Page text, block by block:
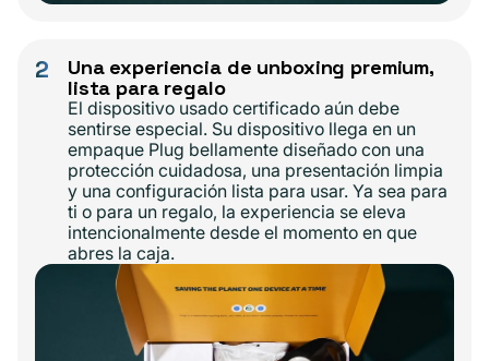
2
Una experiencia de unboxing premium,
lista para regalo
El dispositivo usado certificado aún debe
sentirse especial. Su dispositivo llega en un
empaque Plug bellamente diseñado con una
protección cuidadosa, una presentación limpia
y una configuración lista para usar. Ya sea para
ti o para un regalo, la experiencia se eleva
intencionalmente desde el momento en que
abres la caja.